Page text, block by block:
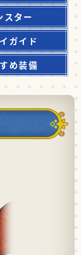
スター
ガイド
め装備